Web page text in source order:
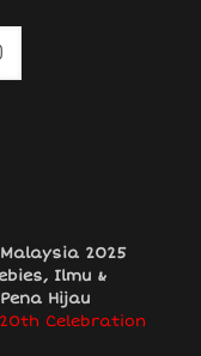
2025
Ilmu &
Hijau
Celebration